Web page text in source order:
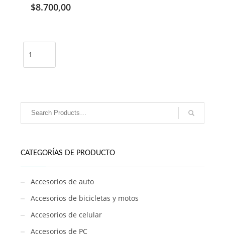
$8.700,00
doble
punta
317
CATEGORÍAS DE PRODUCTO
Accesorios de auto
Accesorios de bicicletas y motos
Accesorios de celular
Accesorios de PC